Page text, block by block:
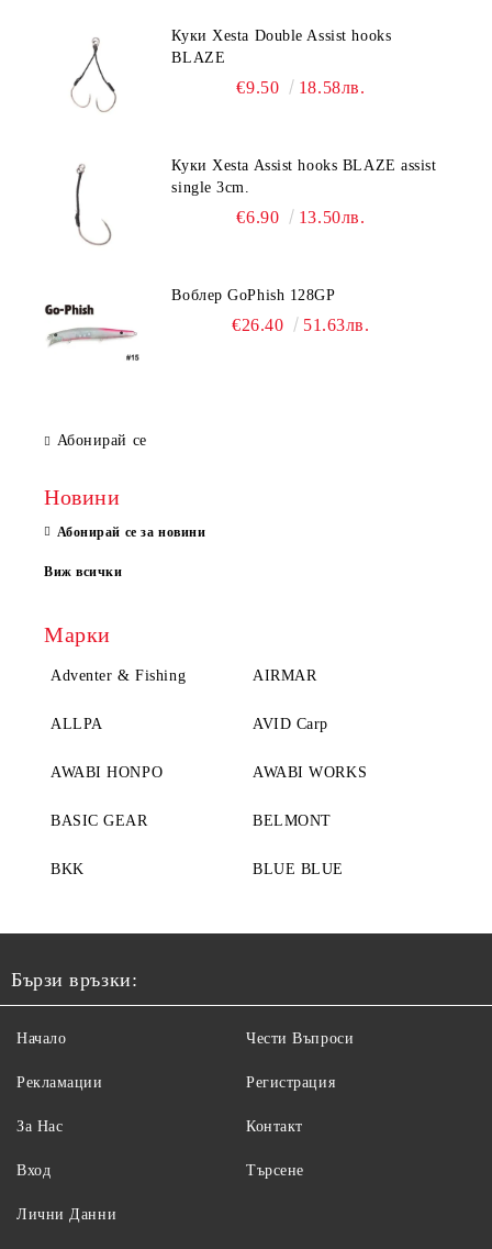
Куки Xesta Double Assist hooks
BLAZE
€9.50 18.58лв.
Куки Xesta Assist hooks BLAZE assist
single 3cm.
€6.90 13.50лв.
Воблер GoPhish 128GP
€26.40 51.63лв.
Абонирай се
Новини
Абонирай се за новини
Виж всички
Марки
Adventer & Fishing AIRMAR
ALLPA AVID Carp
AWABI HONPO AWABI WORKS
BASIC GEAR BELMONT
BKK BLUE BLUE
Бързи връзки:
Начало
Рекламации
За Нас
Вход
Чести Въпроси
Регистрация
Контакт
Търсене
Лични Данни